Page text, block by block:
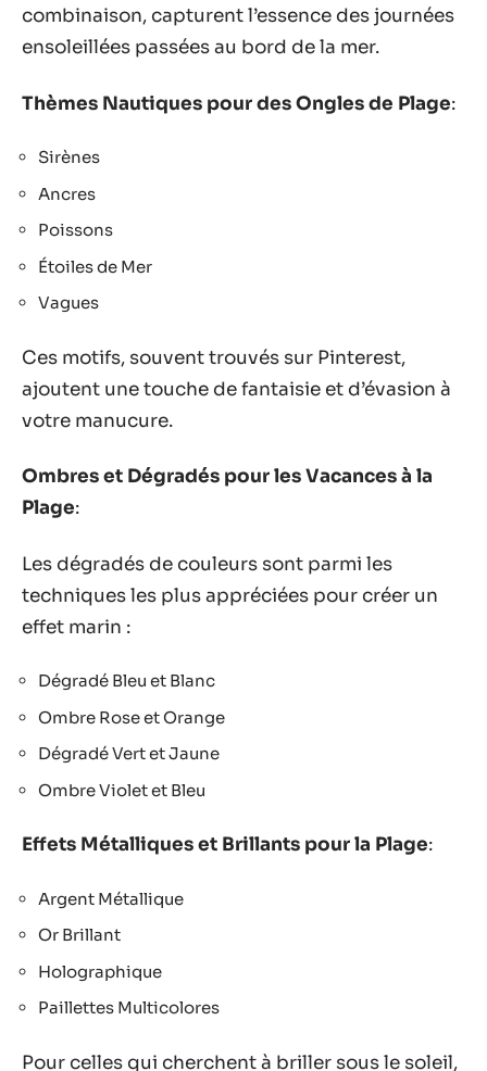
combinaison, capturent l’essence des journées
ensoleillées passées au bord de la mer.
Thèmes Nautiques pour des Ongles de Plage:
Sirènes
Ancres
Poissons
Étoiles de Mer
Vagues
Ces motifs, souvent trouvés sur Pinterest,
ajoutent une touche de fantaisie et d’évasion à
votre manucure.
Ombres et Dégradés pour les Vacances à la
Plage:
Les dégradés de couleurs sont parmi les
techniques les plus appréciées pour créer un
effet marin :
Dégradé Bleu et Blanc
Ombre Rose et Orange
Dégradé Vert et Jaune
Ombre Violet et Bleu
Effets Métalliques et Brillants pour la Plage:
Argent Métallique
Or Brillant
Holographique
Paillettes Multicolores
Pour celles qui cherchent à briller sous le soleil,